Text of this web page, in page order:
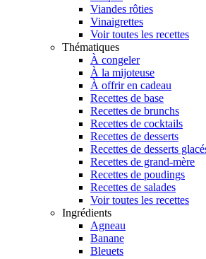
Viandes rôties
Vinaigrettes
Voir toutes les recettes
Thématiques
À congeler
À la mijoteuse
À offrir en cadeau
Recettes de base
Recettes de brunchs
Recettes de cocktails
Recettes de desserts
Recettes de desserts
Recettes de grand-mère
Recettes de poudings
Recettes de salades
Voir toutes les recettes
Ingrédients
Agneau
Banane
Bleuets